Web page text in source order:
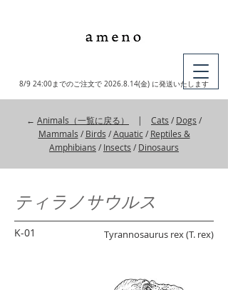
8/9 24:00までのご注文で 2026.8.14(金) に発送いたします
← Animals（一覧に戻る） | Cats / Dogs /
Mammals / Birds /Aquatic/ Reptiles &
Amphibians / Insects / Dinosaurs
ティラノサウルス
K-01 Tyrannosaurus rex (T. rex)